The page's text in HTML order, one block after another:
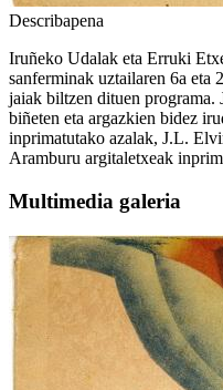
Describapena
Iruñeko Udalak eta Erruki
sanferminak uztailaren 6a eta
jaiak biltzen dituen programa.
biñeten eta argazkien bidez
inprimatutako azalak, J.L.
Aramburu argitaletxeak
Multimedia galeria